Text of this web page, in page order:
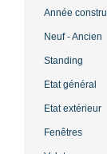
Année
Neuf - Ancien
Standing
Etat général
Etat extérieur
Fenêtres